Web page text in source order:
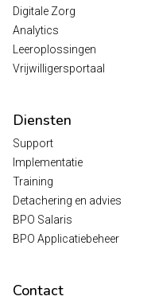
Digitale Zorg
Analytics
Leeroplossingen
Vrijwilligersportaal
Diensten
Support
Implementatie
Training
Detachering en advies
BPO Salaris
BPO Applicatiebeheer
Contact